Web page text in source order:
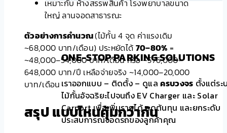
ONE-STOP PARKING SOLUTIONS
เราออกแบบ – ติดตั้ง – ดูแลครบวงจร ตั้งแต่ระ
ไม้กั้นอัจฉริยะไปจนถึง EV Charger และ Solar
Carport เพื่อเพิ่มรายได้ ลดต้นทุน และยกระดับ
ประสบการณ์จอดรถของลูกค้าคุณ
เหมาะกับ ห้างสรรพสินค้า โรงพยาบาลขนาด
ใหญ่ ลานจอดสาธารณะ
ตัวอย่างการคำนวณ(ไม้กั้น 4 จุด ค่าแรงเดิม
~68,000 บาท/เดือน) ประหยัดได้ 70–80% =
~48,000–54,000 บาท/เดือน หรือ ~576,000–
648,000 บาท/ปี เหลือจ่ายจริง ~14,000–20,000
บาท/เดือน
สรุป แบบไหนคุ้มกว่ากัน